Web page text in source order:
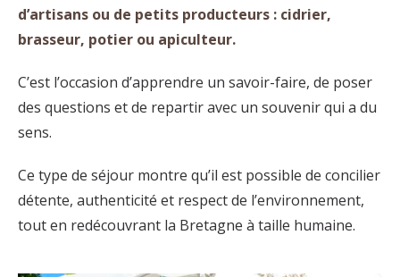
d’artisans ou de petits producteurs : cidrier,
brasseur, potier ou apiculteur.
C’est l’occasion d’apprendre un savoir-faire, de poser
des questions et de repartir avec un souvenir qui a du
sens.
Ce type de séjour montre qu’il est possible de concilier
détente, authenticité et respect de l’environnement,
tout en redécouvrant la Bretagne à taille humaine.